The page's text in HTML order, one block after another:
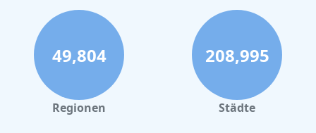
49,804
Regionen
208,995
Städte